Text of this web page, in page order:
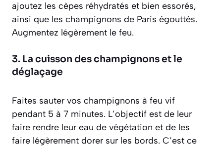
ajoutez les cèpes réhydratés et bien essorés,
ainsi que les champignons de Paris égouttés.
Augmentez légèrement le feu.
3. La cuisson des champignons et le
déglaçage
Faites sauter vos champignons à feu vif
pendant 5 à 7 minutes. L’objectif est de leur
faire rendre leur eau de végétation et de les
faire légèrement dorer sur les bords. C’est ce